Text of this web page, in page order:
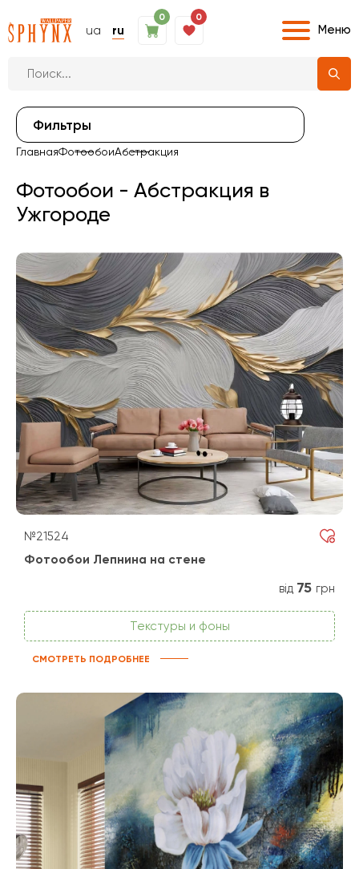
ua ru
0 0
Меню
Фильтры
ГлавнаяФотообоиАбстракция
Фотообои - Абстракция в
Ужгороде
№21524
Фотообои Лепнина на стене
від 75 грн
Текстуры и фоны
СМОТРЕТЬ ПОДРОБНЕЕ